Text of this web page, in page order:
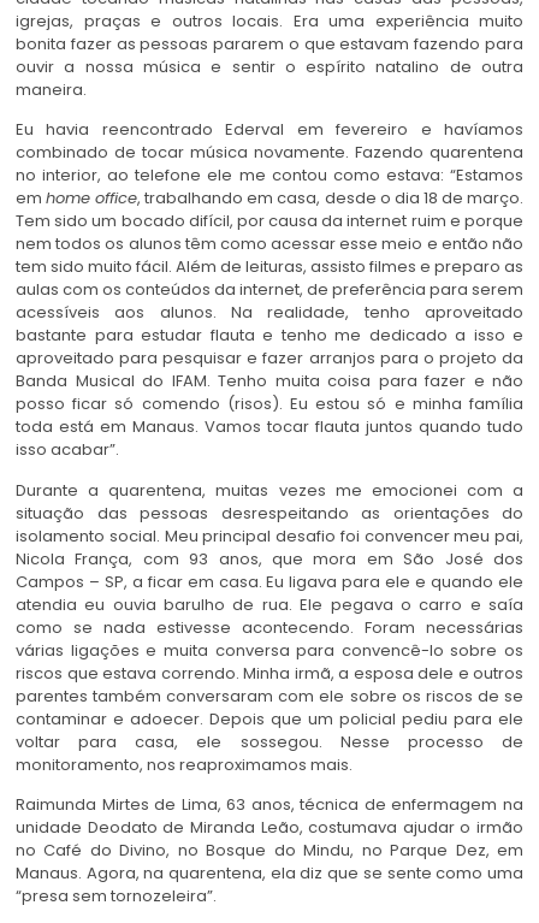
igrejas, praças e outros locais. Era uma experiência muito
bonita fazer as pessoas pararem o que estavam fazendo para
ouvir a nossa música e sentir o espírito natalino de outra
maneira.
Eu havia reencontrado Ederval em fevereiro e havíamos
combinado de tocar música novamente. Fazendo quarentena
no interior, ao telefone ele me contou como estava: “Estamos
emhome office, trabalhando em casa, desde o dia 18 de março.
Tem sido um bocado difícil, por causa da internet ruim e porque
nem todos os alunos têm como acessar esse meio e então não
tem sido muito fácil. Além de leituras, assisto filmes e preparo as
aulas com os conteúdos da internet, de preferência para serem
acessíveis aos alunos. Na realidade, tenho aproveitado
bastante para estudar flauta e tenho me dedicado a isso e
aproveitado para pesquisar e fazer arranjos para o projeto da
Banda Musical do IFAM. Tenho muita coisa para fazer e não
posso ficar só comendo (risos). Eu estou só e minha família
toda está em Manaus. Vamos tocar flauta juntos quando tudo
isso acabar”.
Durante a quarentena, muitas vezes me emocionei com a
situação das pessoas desrespeitando as orientações do
isolamento social. Meu principal desafio foi convencer meu pai,
Nicola França, com 93 anos, que mora em São José dos
Campos – SP, a ficar em casa. Eu ligava para ele e quando ele
atendia eu ouvia barulho de rua. Ele pegava o carro e saía
como se nada estivesse acontecendo. Foram necessárias
várias ligações e muita conversa para convencê-lo sobre os
riscos que estava correndo. Minha irmã, a esposa dele e outros
parentes também conversaram com ele sobre os riscos de se
contaminar e adoecer. Depois que um policial pediu para ele
voltar para casa, ele sossegou. Nesse processo de
monitoramento, nos reaproximamos mais.
Raimunda Mirtes de Lima, 63 anos, técnica de enfermagem na
unidade Deodato de Miranda Leão, costumava ajudar o irmão
no Café do Divino, no Bosque do Mindu, no Parque Dez, em
Manaus. Agora, na quarentena, ela diz que se sente como uma
“presa sem tornozeleira”.